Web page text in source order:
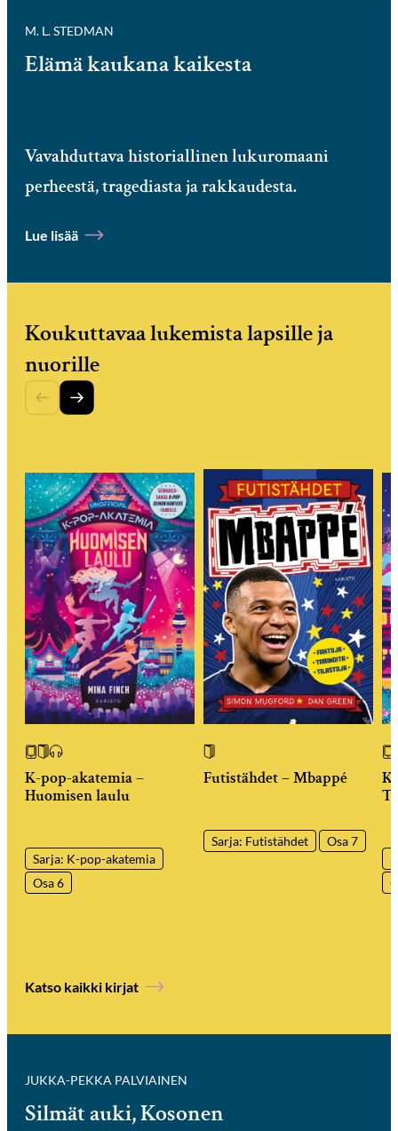
M. L. STEDMAN
Elämä kaukana kaikesta
Vavahduttava historiallinen lukuromaani
perheestä, tragediasta ja rakkaudesta.
Lue lisää
Hyppää
karusellisisällön
seuraavaan
Koukuttavaa lukemista lapsille ja
nuorille
K-pop-akatemia –
Huomisen laulu
Sarja: K-pop-akatemia
Osa 6
Futistähdet – Mbappé
Sarja: Futistähdet Osa 7
Katso kaikki kirjat
JUKKA-PEKKA PALVIAINEN
Silmät auki, Kosonen